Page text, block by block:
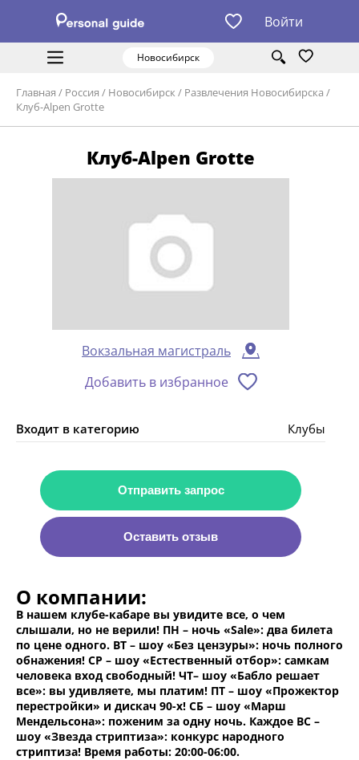
Войти
Новосибирск
Главная / Россия / Новосибирск / Развлечения Новосибирска /
Клуб-Alpen Grotte
Клуб-Alpen Grotte
Вокзальная магистраль
Добавить в избранное
Входит в категорию Клубы
Отправить запрос
Оставить отзыв
О компании:
В нашем клубе-кабаре вы увидите все, о чем
слышали, но не верили! ПН – ночь «Sale»: два билета
по цене одного. ВТ – шоу «Без цензуры»: ночь полного
обнажения! СР – шоу «Естественный отбор»: самкам
человека вход свободный! ЧТ– шоу «Бабло решает
все»: вы удивляете, мы платим! ПТ – шоу «Прожектор
перестройки» и дискач 90-х! СБ – шоу «Марш
Мендельсона»: поженим за одну ночь. Каждое ВС –
шоу «Звезда стриптиза»: конкурс народного
стриптиза! Время работы: 20:00-06:00.